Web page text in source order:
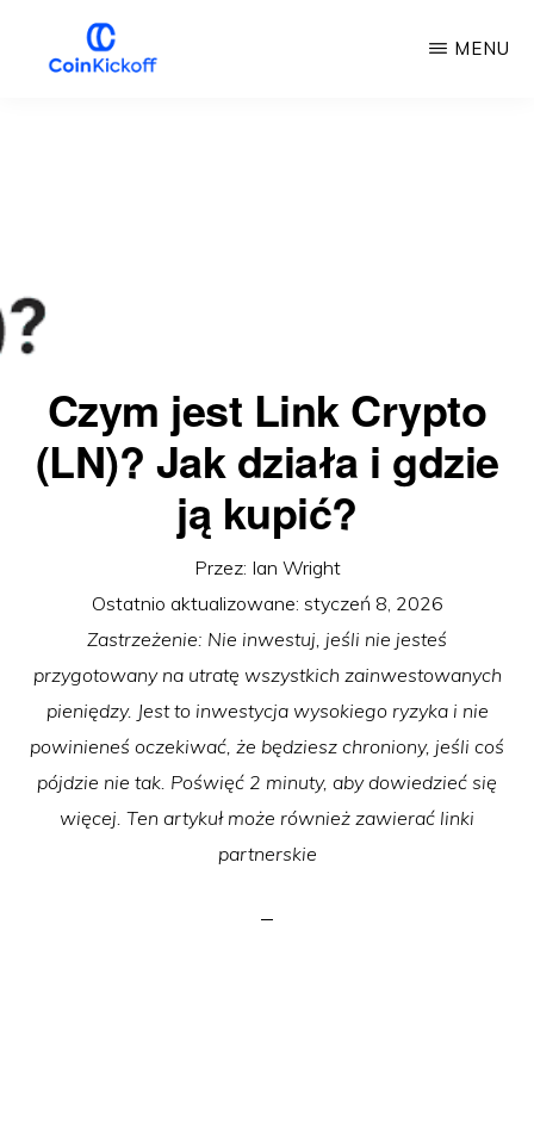
MENU
Czym jest Link Crypto
(LN)? Jak działa i gdzie
ją kupić?
Przez: Ian Wright
Ostatnio aktualizowane: styczeń 8, 2026
Zastrzeżenie: Nie inwestuj, jeśli nie jesteś
przygotowany na utratę wszystkich zainwestowanych
pieniędzy. Jest to inwestycja wysokiego ryzyka i nie
powinieneś oczekiwać, że będziesz chroniony, jeśli coś
pójdzie nie tak. Poświęć 2 minuty, aby dowiedzieć się
więcej. Ten artykuł może również zawierać linki
partnerskie